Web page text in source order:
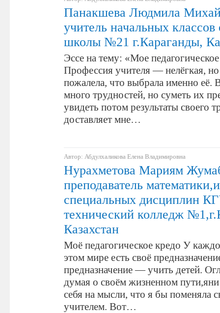
Панакшева Людмила
учитель начальных
школы №21 г.Караганды,
Эссе на тему: «Мое
Профессия учителя — нелёгкая,
пожалела, что выбрала именно её.
много трудностей, но суметь их
увидеть потом результаты своего
доставляет мне…
Автор: Абдулхаликова Елена Владимировна
Нурахметова Мариям
преподаватель
специальных дисциплин
технический колледж
Казахстан
Моё педагогическое кредо У
этом мире есть своё
предназначение — учить детей.
думая о своём жизненном
себя на мысли, что я бы поменяла
учителем. Вот…